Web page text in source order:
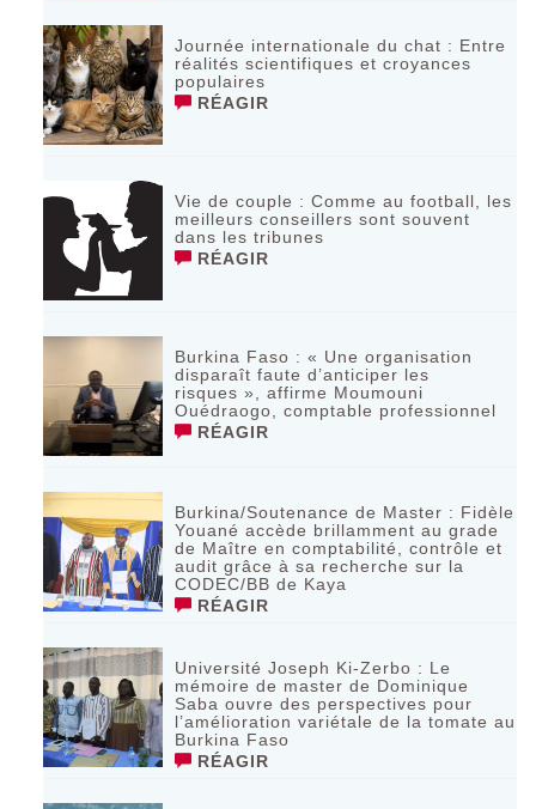
Journée internationale du chat : Entre
réalités scientifiques et croyances
populaires
RÉAGIR
Vie de couple : Comme au football, les
meilleurs conseillers sont souvent
dans les tribunes
RÉAGIR
Burkina Faso : « Une organisation
disparaît faute d’anticiper les
risques », affirme Moumouni
Ouédraogo, comptable professionnel
RÉAGIR
Burkina/Soutenance de Master : Fidèle
Youané accède brillamment au grade
de Maître en comptabilité, contrôle et
audit grâce à sa recherche sur la
CODEC/BB de Kaya
RÉAGIR
Université Joseph Ki-Zerbo : Le
mémoire de master de Dominique
Saba ouvre des perspectives pour
l’amélioration variétale de la tomate au
Burkina Faso
RÉAGIR